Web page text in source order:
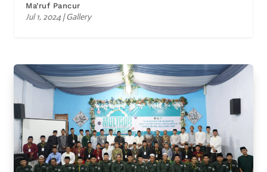
Ma’ruf Pancur
Jul 1, 2024|Gallery